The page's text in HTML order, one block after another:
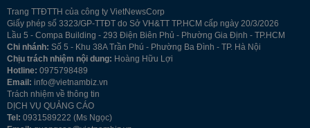
Trang TTĐTTH của công ty VietNewsCorp
Giấy phép số 3323/GP-TTĐT do Sở VH&TT TP.HCM cấp ngày 20/3/2026
Lầu 5 - Compa Building - 293 Điện Biên Phủ - Phường Gia Định - TP.HCM
Chi nhánh: Số 5 - Khu 38A Trần Phú - Phường Ba Đình - TP. Hà Nội
Chịu trách nhiệm nội dung: Hoàng Hữu Lợi
Hotline: 0975798489
Email: info@vietnambiz.vn
Trách nhiệm về thông tin
DỊCH VỤ QUẢNG CÁO
Tel: 0931589222 (Ms Ngọc)